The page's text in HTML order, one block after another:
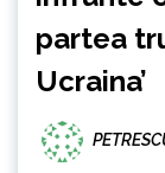
partea
Ucraina’